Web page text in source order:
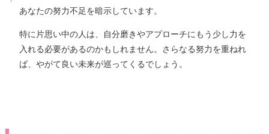
あなたの努力不足を暗示しています。
特に片思い中の人は、自分磨きやアプローチにもう少し力を
入れる必要があるのかもしれません。さらなる努力を重ねれ
ば、やがて良い未来が巡ってくるでしょう。